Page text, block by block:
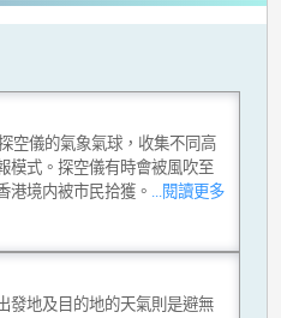
空儀的氣象氣球，收集不同高
模式。探空儀有時會被風吹至
港境内被市民拾獲。
...閱讀更多
發地及目的地的天氣則是避無